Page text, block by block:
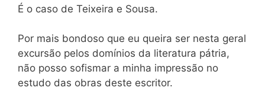
É o caso de Teixeira e Sousa.
Por mais bondoso que eu queira ser nesta geral
excursão pelos domínios da literatura pátria,
não posso sofismar a minha impressão no
estudo das obras deste escritor.